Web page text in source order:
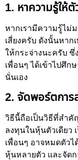
1. หาความรู้ให้
หากเรามีความรู้ไม่
เสี่ยงครับ ดังนั้นหาก
ให้กระจ่างนะครับ
เพื่อนๆ ได้เข้าไปศึก
นั่นเอง
2. จัดพอร์ตการ
วิธีนี้ถือเป็นวิธีที่สำคั
ลงทุนในหุ้นตัวเดียว
เพื่อนๆ อาจหมดตัว
หุ้นหลายตัว และจัด